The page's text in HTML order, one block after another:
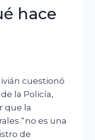
hace
cuestionó
la Policía,
que la
“no es una
de